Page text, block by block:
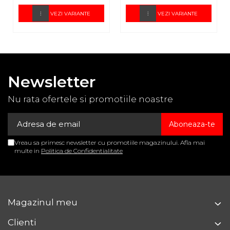
VEZI VARIANTE VEZI VARIANTE
Newsletter
Nu rata ofertele si promotiile noastre
Vreau sa primesc newsletter cu promotiile magazinului. Afla mai
multe in Politica de Confidentialitate
Magazinul meu
Clienti